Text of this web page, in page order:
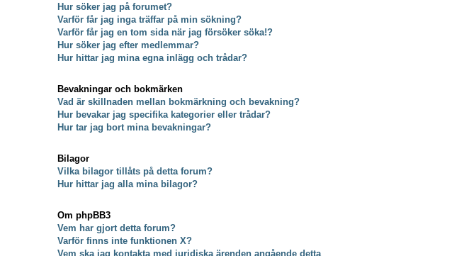
Hur söker jag på forumet?
Varför får jag inga träffar på min sökning?
Varför får jag en tom sida när jag försöker söka!?
Hur söker jag efter medlemmar?
Hur hittar jag mina egna inlägg och trådar?
Bevakningar och bokmärken
Vad är skillnaden mellan bokmärkning och bevakning?
Hur bevakar jag specifika kategorier eller trådar?
Hur tar jag bort mina bevakningar?
Bilagor
Vilka bilagor tillåts på detta forum?
Hur hittar jag alla mina bilagor?
Om phpBB3
Vem har gjort detta forum?
Varför finns inte funktionen X?
Vem ska jag kontakta med juridiska ärenden angående detta